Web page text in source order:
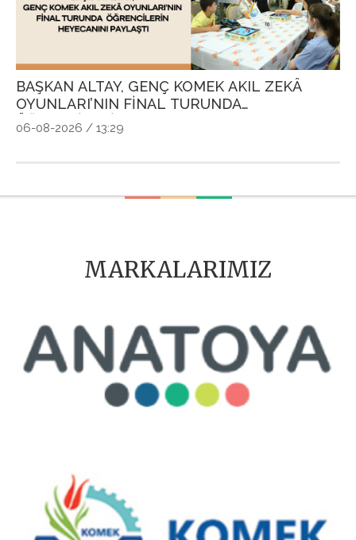
BAŞKAN ALTAY, GENÇ KOMEK AKIL ZEKÂ
OYUNLARI’NIN FİNAL TURUNDA
ÖĞRENCİLERİN HEYECANINI PAYLAŞTI
06-08-2026 / 13:29
MARKALARIMIZ